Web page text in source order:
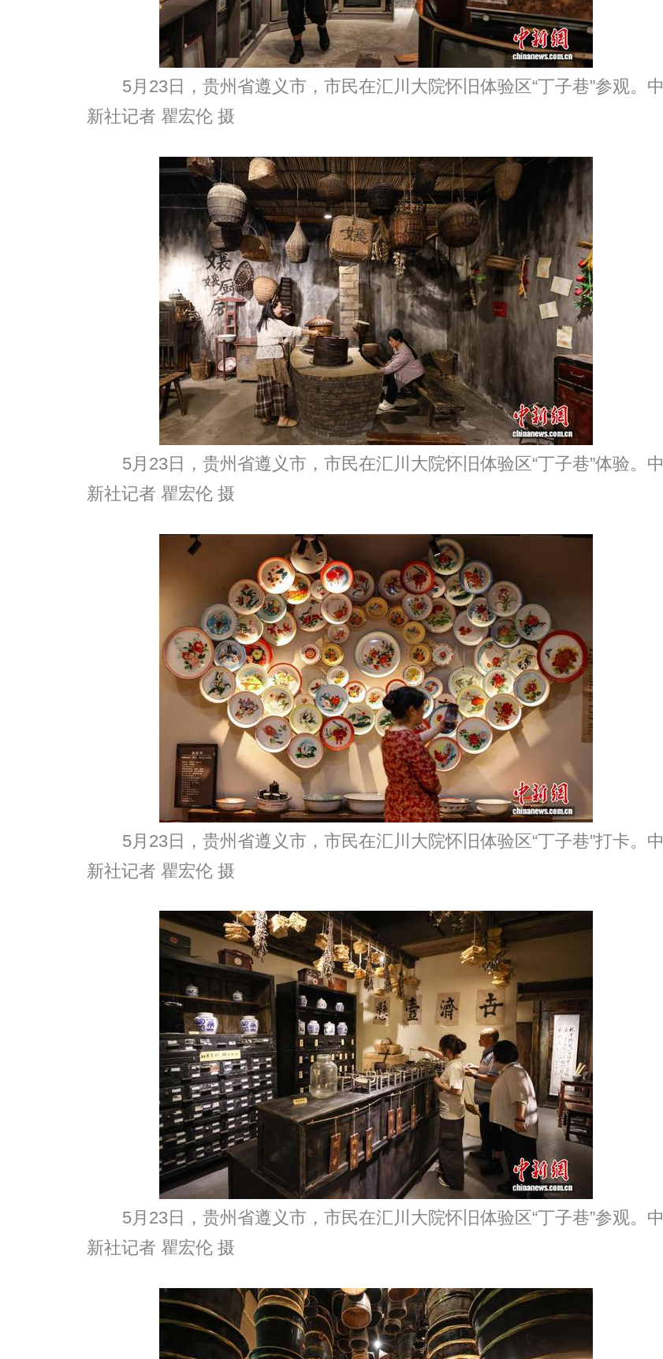
5月23日，贵州省遵义市，市民在汇川大院怀旧体验区“丁子巷”参观。中
新社记者 瞿宏伦 摄
5月23日，贵州省遵义市，市民在汇川大院怀旧体验区“丁子巷”体验。中
新社记者 瞿宏伦 摄
5月23日，贵州省遵义市，市民在汇川大院怀旧体验区“丁子巷”打卡。中
新社记者 瞿宏伦 摄
5月23日，贵州省遵义市，市民在汇川大院怀旧体验区“丁子巷”参观。中
新社记者 瞿宏伦 摄